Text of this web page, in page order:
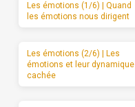
Les émotions (1/6) | Quand
les émotions nous dirigent
Les émotions (2/6) | Les
émotions et leur dynamique
cachée